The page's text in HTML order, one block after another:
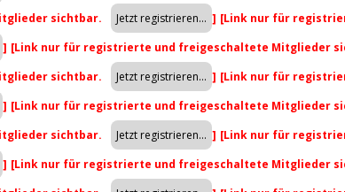
sichtbar.
] [Link nur für
] [Link nur für registrierte und freigeschaltete Mitglieder
sichtbar.
] [Link nur für
] [Link nur für registrierte und freigeschaltete Mitglieder
sichtbar.
] [Link nur für
] [Link nur für registrierte und freigeschaltete Mitglieder